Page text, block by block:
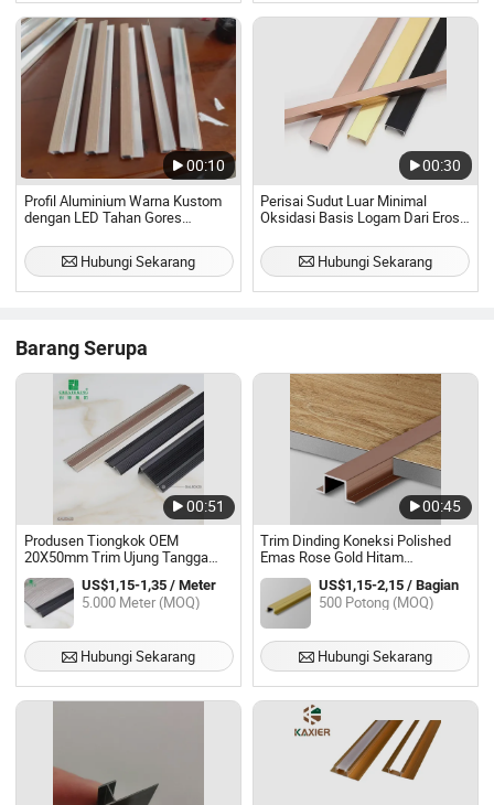
00:10
Profil Aluminium Warna Kustom
dengan LED Tahan Gores
PVC Termal untuk Sistem Dinding
Interior
Hubungi Sekarang
00:30
Perisai Sudut Luar Minimal
Oksidasi Basis Logam Dari Erosi
Hubungi Sekarang
Barang Serupa
00:51
Produsen Tiongkok OEM
20X50mm Trim Ujung Tangga
Hitam dengan Sisipan Karet
US$1,15-1,35 / Meter
5.000 Meter (MOQ)
Hubungi Sekarang
00:45
Trim Dinding Koneksi Polished
Emas Rose Gold Hitam
Mengkilap Trim Keramik Profil
Aluminium Trim Panel Pembagi
Garis
US$1,15-2,15 / Bagian
500 Potong (MOQ)
Hubungi Sekarang